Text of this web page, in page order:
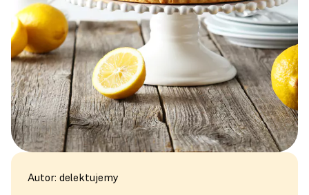
Autor: delektujemy